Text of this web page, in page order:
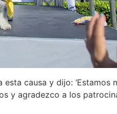
causa y dijo: ‘Estamos
y agradezco a los